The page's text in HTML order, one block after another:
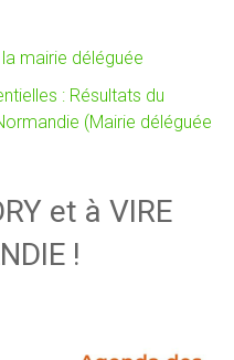
mairie déléguée
: Résultats du
(Mairie déléguée
et à VIRE
!